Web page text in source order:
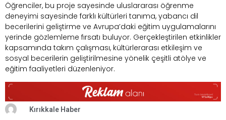
Öğrenciler, bu proje sayesinde uluslararası öğrenme
deneyimi sayesinde farklı kültürleri tanıma, yabancı dil
becerilerini geliştirme ve Avrupa’daki eğitim uygulamalarını
yerinde gözlemleme fırsatı buluyor. Gerçekleştirilen etkinlikler
kapsamında takım çalışması, kültürlerarası etkileşim ve
sosyal becerilerin geliştirilmesine yönelik çeşitli atölye ve
eğitim faaliyetleri düzenleniyor.
Kırıkkale Haber